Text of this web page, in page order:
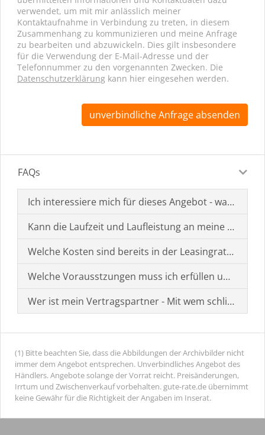
verwendet, um mit mir anlässlich meiner
Kontaktaufnahme in Verbindung zu treten, in diesem
Zusammenhang zu kommunizieren und meine Anfrage
zu bearbeiten und abzuwickeln. Dies gilt insbesondere
für die Verwendung der E-Mail-Adresse und der
Telefonnummer zu den vorgenannten Zwecken. Die
Datenschutzerklärung kann hier eingesehen werden.
unverbindliche Anfrage absenden
FAQs
Ich interessiere mich für dieses Angebot - was muss
Kann die Laufzeit und Laufleistung an meine
Welche Kosten sind bereits in der Leasingrate
Welche Vorausstzungen muss ich erfüllen um einen
Wer ist mein Vertragspartner - Mit wem schließe ich
(1) Bitte beachten Sie, dass die Abbildungen der Archivbilder nicht
immer dem Angebot entsprechen. Unverbindliches Angebot des
Händlers. Angebote solange der Vorrat reicht. Preisänderungen,
Irrtum und Zwischenverkauf vorbehalten. gute-rate.de übernimmt
keine Gewähr für die Richtigkeit der Angaben im Inserat.